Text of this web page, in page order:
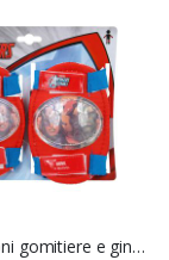
Kit protezioni gomitiere e ginocchiere Avengers - Dino